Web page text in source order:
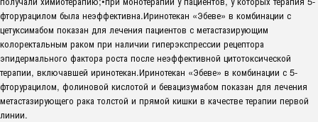
фторурацилом была неэффективна.Иринотекан «Эбеве» в комбинации с
цетуксимабом показан для лечения пациентов с метастазирующим
колоректальным раком при наличии гиперэкспрессии рецептора
эпидермального фактора роста после неэффективной цитотоксической
терапии, включавшей иринотекан.Иринотекан «Эбеве» в комбинации с 5-
фторурацилом, фолиновой кислотой и бевацизумабом показан для лечения
метастазирующего рака толстой и прямой кишки в качестве терапии первой
линии.